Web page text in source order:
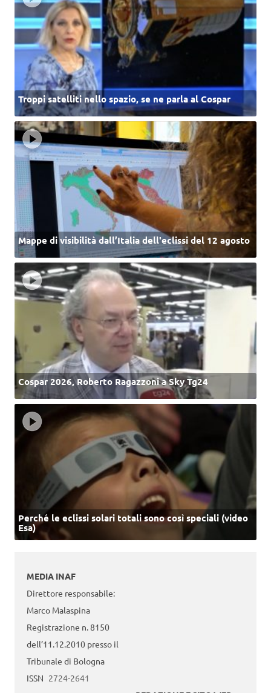
Troppi satelliti nello spazio, se ne parla al Cospar
Mappe di visibilità dall’Italia dell'eclissi del 12 agosto
Cospar 2026, Roberto Ragazzoni a Sky Tg24
Perché le eclissi solari totali sono così speciali (video
Esa)
MEDIA INAF
Direttore responsabile:
Marco Malaspina
Registrazione n. 8150
dell’11.12.2010 presso il
Tribunale di Bologna
ISSN 2724-2641